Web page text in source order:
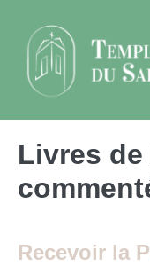
contenu
Livres
Recevoir la